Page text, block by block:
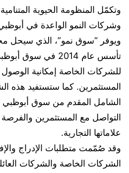
وتكمّل المنظومة الحيوية
وشركات النمو الواعدة في
ويوفر “سوق نمو”، الذي سيحل
تأسس عام 2014 في سوق
للشركات الخاصة إمكانية
المستثمرين. كما ستستفيد هذه
الشامل المقدم من سوق أبوظبي
التواصل مع المستثمرين والفرصة
علاماتها التجارية.
وقد صُمّمت متطلبات الإدراج
الشركات الخاصة والشركات